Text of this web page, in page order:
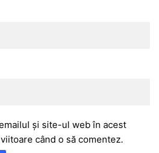
și site-ul web în acest
când o să comentez.